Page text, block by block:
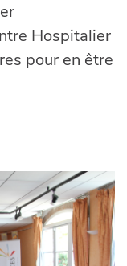
Hospitalier
pour en être